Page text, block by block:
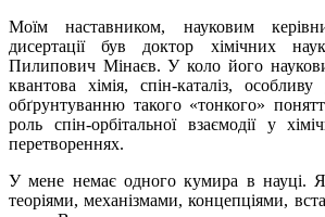
Моїм наставником, науковим
дисертації був доктор хімічних
Пилипович Мінаєв. У коло його
квантова хімія, спін-каталіз,
обґрунтуванню такого «тонкого»
роль спін-орбітальної взаємодії у
перетвореннях.
У мене немає одного кумира в науці. Я
теоріями, механізмами, концепціями,